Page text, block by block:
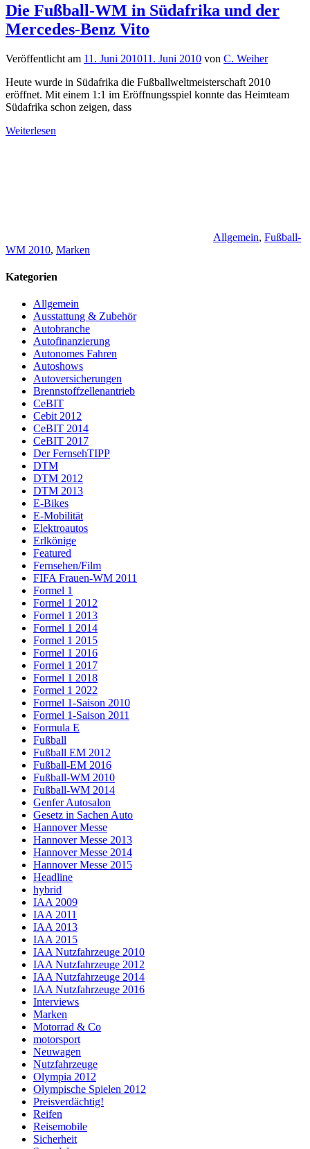
Die Fußball-WM in Südafrika und der
Mercedes-Benz Vito
Veröffentlicht am 11. Juni 201011. Juni 2010 von C. Weiher
Heute wurde in Südafrika die Fußballweltmeisterschaft 2010
eröffnet. Mit einem 1:1 im Eröffnungsspiel konnte das Heimteam
Südafrika schon zeigen, dass
Weiterlesen
Allgemein, Fußball-
WM 2010, Marken
Kategorien
Allgemein
Ausstattung & Zubehör
Autobranche
Autofinanzierung
Autonomes Fahren
Autoshows
Autoversicherungen
Brennstoffzellenantrieb
CeBIT
Cebit 2012
CeBIT 2014
CeBIT 2017
Der FernsehTIPP
DTM
DTM 2012
DTM 2013
E-Bikes
E-Mobilität
Elektroautos
Erlkönige
Featured
Fernsehen/Film
FIFA Frauen-WM 2011
Formel 1
Formel 1 2012
Formel 1 2013
Formel 1 2014
Formel 1 2015
Formel 1 2016
Formel 1 2017
Formel 1 2018
Formel 1 2022
Formel 1-Saison 2010
Formel 1-Saison 2011
Formula E
Fußball
Fußball EM 2012
Fußball-EM 2016
Fußball-WM 2010
Fußball-WM 2014
Genfer Autosalon
Gesetz in Sachen Auto
Hannover Messe
Hannover Messe 2013
Hannover Messe 2014
Hannover Messe 2015
Headline
hybrid
IAA 2009
IAA 2011
IAA 2013
IAA 2015
IAA Nutzfahrzeuge 2010
IAA Nutzfahrzeuge 2012
IAA Nutzfahrzeuge 2014
IAA Nutzfahrzeuge 2016
Interviews
Marken
Motorrad & Co
motorsport
Neuwagen
Nutzfahrzeuge
Olympia 2012
Olympische Spielen 2012
Preisverdächtig!
Reifen
Reisemobile
Sicherheit